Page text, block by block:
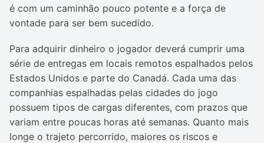
é com um caminhão pouco potente e a força de
vontade para ser bem sucedido.
Para adquirir dinheiro o jogador deverá cumprir uma
série de entregas em locais remotos espalhados pelos
Estados Unidos e parte do Canadá. Cada uma das
companhias espalhadas pelas cidades do jogo
possuem tipos de cargas diferentes, com prazos que
variam entre poucas horas até semanas. Quanto mais
longe o trajeto percorrido, maiores os riscos e